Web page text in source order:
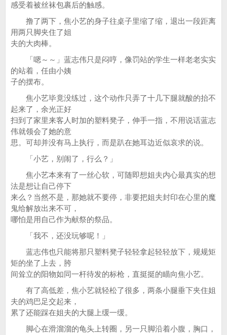
感受着被丝袜包裹后的触感。
撸了两下，焦小艺的身子往桌子里缩了缩，退出一段距离
用两只脚夹住了姐
夫的大肉棒。
「嗯～～」蓝志伟只是闷哼，像罚站的学生一样老老实实
的站着，任由小姨
子的摆布。
焦小艺毕竟没练过，这个动作只弄了十几下腿就酸的抬不
起来了，余光正好
扫到了家里来客人时加的塑料凳子，伸手一指，不用说话蓝志
伟就领会了她的意
思。可却并没有马上执行，而是趴在她耳边近似哀求的说。
「小艺，别闹了，行么？」
焦小艺本来有了一丝心软，可随即想姐夫内心最真实的想
法是想让自己停下
来么？当然不是，那她就不要停，非要把姐夫封印在心里的魔
鬼给解放出来不可，
哪怕是用自己作为献祭的祭品。
「我不，还没玩够呢！」
蓝志伟也只能将那只塑料凳子轻轻拿起轻轻放下，规规矩
矩的坐了上去，胯
间耸立的阳物如同一杆待发的标枪，直挺挺的瞄向焦小艺。
有了高低差，焦小艺就轻松了很多，两条小腿垂下夹住姐
夫的鸡巴足交起来，
累了还能踩在姐夫的大腿上缓一缓。
脚心在滑溜溜的龟头上转圈，另一只脚沿着小腹，胸口，